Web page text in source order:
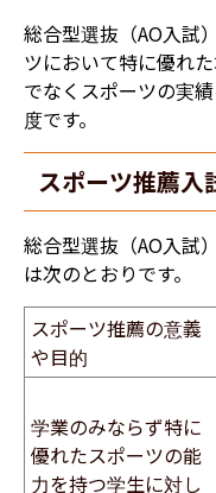
総合型選抜（AO入試
ツにおいて特に優れ
でなくスポーツの実
度です。
スポーツ推薦入
総合型選抜（AO入試
は次のとおりです。
スポーツ推薦の意義
や目的
学業のみならず特に
優れたスポーツの能
力を持つ学生に対し